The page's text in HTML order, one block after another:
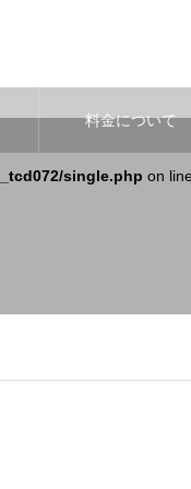
料金について
single.php on line